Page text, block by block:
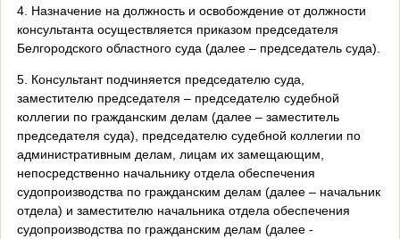
4. Назначение на должность и освобождение от должности
консультанта осуществляется приказом председателя
Белгородского областного суда (далее – председатель суда).
5. Консультант подчиняется председателю суда,
заместителю председателя – председателю судебной
коллегии по гражданским делам (далее – заместитель
председателя суда), председателю судебной коллегии по
административным делам, лицам их замещающим,
непосредственно начальнику отдела обеспечения
судопроизводства по гражданским делам (далее – начальник
отдела) и заместителю начальника отдела обеспечения
судопроизводства по гражданским делам (далее -